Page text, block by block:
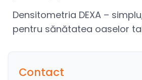
Densitometria DEXA –
pentru sănătatea oaselor
Contact